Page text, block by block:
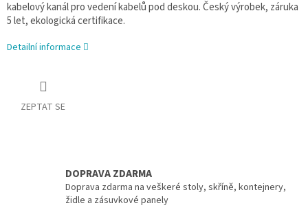
kabelový kanál pro vedení kabelů pod deskou. Český výrobek, záruka
5 let, ekologická certifikace.
Detailní informace
ZEPTAT SE
DOPRAVA ZDARMA
Doprava zdarma na veškeré stoly, skříně, kontejnery,
židle a zásuvkové panely